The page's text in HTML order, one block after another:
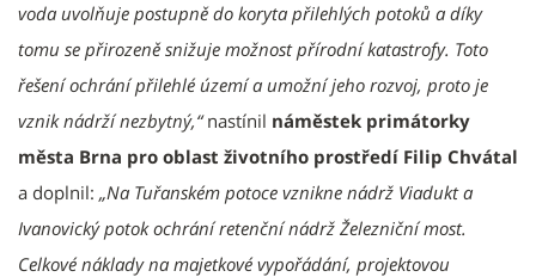
voda uvolňuje postupně do koryta přilehlých potoků a díky
tomu se přirozeně snižuje možnost přírodní katastrofy. Toto
řešení ochrání přilehlé území a umožní jeho rozvoj, proto je
vznik nádrží nezbytný,“nastínil náměstek primátorky
města Brna pro oblast životního prostředí Filip Chvátal
a doplnil: „Na Tuřanském potoce vznikne nádrž Viadukt a
Ivanovický potok ochrání retenční nádrž Železniční most.
Celkové náklady na majetkové vypořádání, projektovou